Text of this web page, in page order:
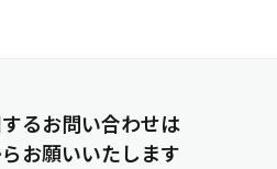
るお問い合わせは
お願いいたします